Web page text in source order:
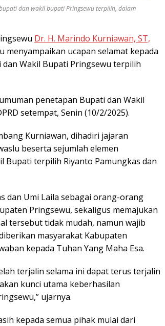
dan wakil bupati Pringsewu terpilih, dalam
Dr. H. Marindo Kurniawan, ST,
menyampaikan ucapan selamat kepada
dan Wakil Bupati Pringsewu terpilih
penetapan Bupati dan Wakil
setempat, Senin (10/2/2025).
Kurniawan, dihadiri jajaran
beserta sejumlah elemen
Bupati terpilih Riyanto Pamungkas dan
dan Umi Laila sebagai orang-orang
Pringsewu, sekaligus memajukan
tersebut tidak mudah, namun wajib
masyarakat Kabupaten
kepada Tuhan Yang Maha Esa.
terjalin selama ini dapat terus terjalin
kunci utama keberhasilan
ujarnya.
kepada semua pihak mulai dari